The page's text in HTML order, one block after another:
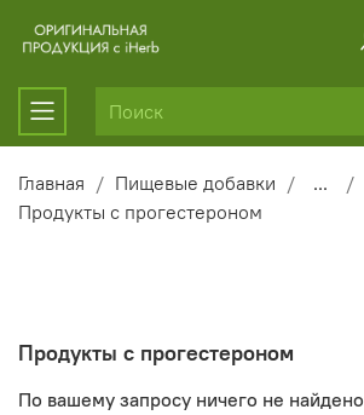
Главная Пищевые добавки
...
Продукты с прогестероном
Продукты с прогестероном
По вашему запросу ничего не найдено